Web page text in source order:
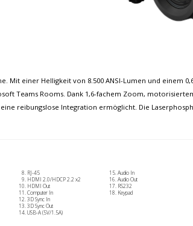
Mit einer Helligkeit von 8.500 ANSI-Lumen und einem
Teams Rooms. Dank 1,6-fachem Zoom,
reibungslose Integration ermöglicht. Die
RJ-45
HDMI 2.0/HDCP 2.2 x2
HDMI Out
Computer In
3D Sync In
3D Sync Out
USB-A (5V/1.5A)
Audio In
Audio Out
RS232
Keypad